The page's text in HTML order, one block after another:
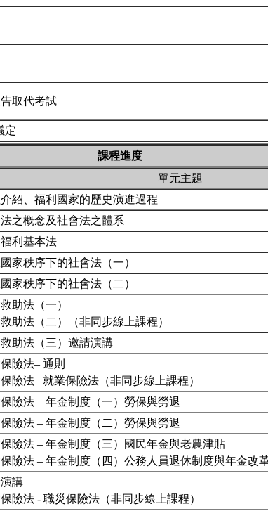
取代考試
定
課程進度
單元主題
紹、福利國家的歷史演進過程
之概念及社會法之體系
利基本法
家秩序下的社會法（一）
家秩序下的社會法（二）
助法（一）
助法（二）（非同步線上課程）
助法（三）邀請演講
險法– 通則
險法– 就業保險法（非同步線上課程）
險法 – 年金制度（一）勞保與勞退
險法 – 年金制度（二）勞保與勞退
險法 – 年金制度（三）國民年金與老農津貼
險法 – 年金制度（四）公務人員退休制度與年金改
講
險法 - 職災保險法（非同步線上課程）